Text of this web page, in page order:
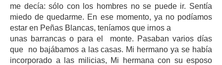
me decía: sólo con los hombres no se puede ir. Sentía
miedo de quedarme. En ese momento, ya no podíamos
estar en Peñas Blancas, teníamos que irnos a
unas barrancas o para el monte. Pasaban varios días
que no bajábamos a las casas. Mi hermano ya se había
incorporado a las milicias, Mi hermana con su esposo